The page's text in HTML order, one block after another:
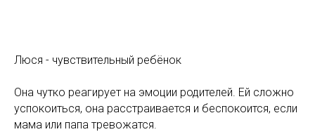
Люся - чувствительный ребёнок
Она чутко реагирует на эмоции родителей. Ей сложно
успокоиться, она расстраивается и беспокоится, если
мама или папа тревожатся.